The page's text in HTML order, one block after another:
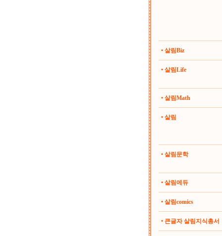
• 살림Biz
• 살림Life
• 살림Math
• 살림
• 살림문학
• 살림에듀
• 살림comics
• 큰글자 살림지식총서